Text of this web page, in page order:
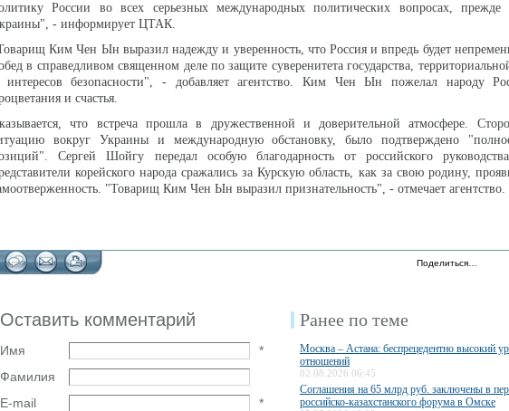
России во всех серьезных международных политических вопросах, прежде
- информирует ЦТАК.
Ким Чен Ын выразил надежду и уверенность, что Россия и впредь будет
в справедливом священном деле по защите суверенитета государства,
безопасности", - добавляет агентство. Ким Чен Ын пожелал народу
и счастья.
что встреча прошла в дружественной и доверительной атмосфере.
вокруг Украины и международную обстановку, было подтверждено
Сергей Шойгу передал особую благодарность от российского
корейского народа сражались за Курскую область, как за свою родину,
"Товарищ Ким Чен Ын выразил признательность", - отмечает агентство.
Поделиться…
Оставить комментарий
Имя
*
Фамилия
E-mail
*
Ранее по теме
Москва – Астана: беспрецедентно высокий
отношений
02.08.2026 06:45
Соглашения на 65 млрд руб. заключены в
российско-казахстанского форума в Омске